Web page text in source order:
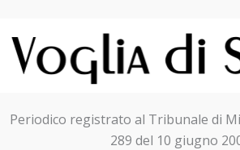
Periodico registrato al Tribunale di
289 del 10 giugno